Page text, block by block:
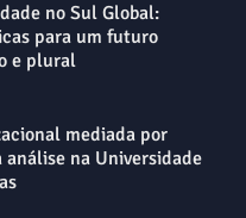
no Sul Global:
para um futuro
e plural
mediada por
na Universidade